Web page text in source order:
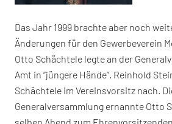
Das Jahr 1999 brachte aber noch
Änderungen für den Gewerbeverein
Otto Schächtele legte an der
Amt in “jüngere Hände”. Reinhold
Schächtele im Vereinsvorsitz nach.
Generalversammlung ernannte Otto
selben Abend zum